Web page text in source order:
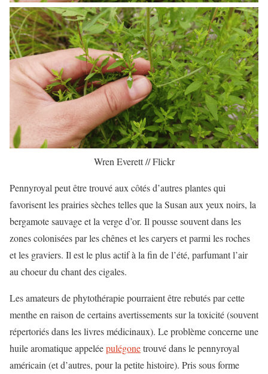
Wren Everett // Flickr
Pennyroyal peut être trouvé aux côtés d’autres plantes qui
favorisent les prairies sèches telles que la Susan aux yeux noirs, la
bergamote sauvage et la verge d’or. Il pousse souvent dans les
zones colonisées par les chênes et les caryers et parmi les roches
et les graviers. Il est le plus actif à la fin de l’été, parfumant l’air
au choeur du chant des cigales.
Les amateurs de phytothérapie pourraient être rebutés par cette
menthe en raison de certains avertissements sur la toxicité (souvent
répertoriés dans les livres médicinaux). Le problème concerne une
huile aromatique appeléepulégonetrouvé dans le pennyroyal
américain (et d’autres, pour la petite histoire). Pris sous forme